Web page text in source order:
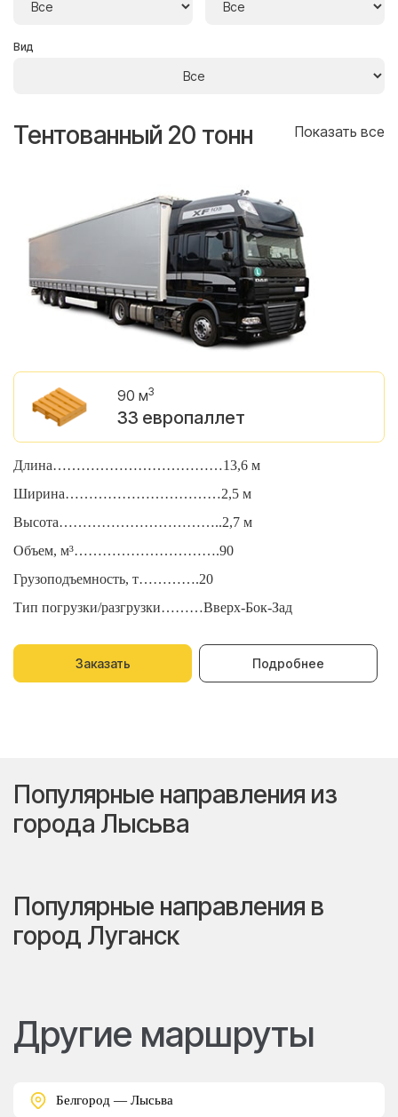
Вид
Тентованный 20 тонн Показать все
90 м3
33 европаллет
Длина………………………………13,6 м
Ширина……………………………2,5 м
Высота……………………………..2,7 м
Объем, м³………………………….90
Грузоподъемность, т………….20
Тип погрузки/разгрузки………Вверх-Бок-Зад
Заказать Подробнее
Популярные направления из
города Лысьва
Популярные направления в
город Луганск
Другие маршруты
Белгород — Лысьва